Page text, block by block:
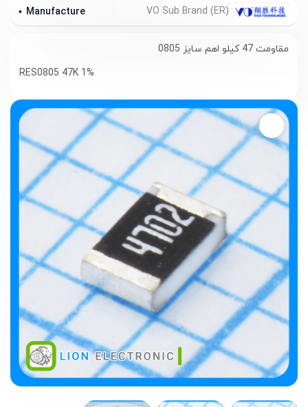
Manufacture
مقاومت 47 کیلو اهم سایز 0805
RES0805 47K 1%